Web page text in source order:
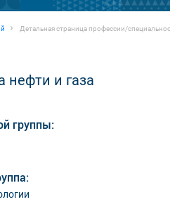
Детальная страница профессии/
нефти и газа
группы: